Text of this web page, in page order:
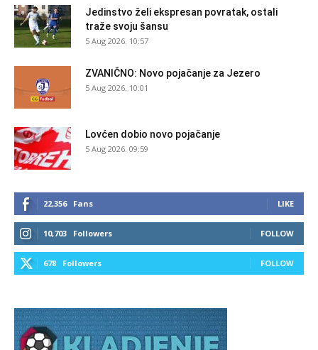
Jedinstvo želi ekspresan povratak, ostali
traže svoju šansu
5 Aug 2026. 10:57
ZVANIČNO: Novo pojačanje za Jezero
5 Aug 2026. 10:01
Lovćen dobio novo pojačanje
5 Aug 2026. 09:59
22,356 Fans LIKE
10,703 Followers FOLLOW
678 Followers FOLLOW